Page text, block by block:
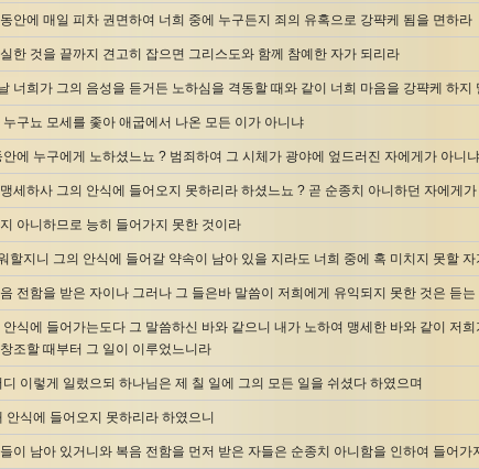
안에 매일 피차 권면하여 너희 중에 누구든지 죄의 유혹으로 강퍅케 됨을 면하라
한 것을 끝까지 견고히 잡으면 그리스도와 함께 참예한 자가 되리라
너희가 그의 음성을 듣거든 노하심을 격동할 때와 같이 너희 마음을 강퍅케 하지
구뇨 모세를 좇아 애굽에서 나온 모든 이가 아니냐
에 누구에게 노하셨느뇨 ? 범죄하여 그 시체가 광야에 엎드러진 자에게가 아니
세하사 그의 안식에 들어오지 못하리라 하셨느뇨 ? 곧 순종치 아니하던 자에게
아니하므로 능히 들어가지 못한 것이라
할지니 그의 안식에 들어갈 약속이 남아 있을 지라도 너희 중에 혹 미치지 못할
전함을 받은 자이나 그러나 그 들은바 말씀이 저희에게 유익되지 못한 것은 듣
식에 들어가는도다 그 말씀하신 바와 같으니 내가 노하여 맹세한 바와 같이 저
조할 때부터 그 일이 이루었느니라
이렇게 일렀으되 하나님은 제 칠 일에 그의 모든 일을 쉬셨다 하였으며
안식에 들어오지 못하리라 하였으니
이 남아 있거니와 복음 전함을 먼저 받은 자들은 순종치 아니함을 인하여 들어가